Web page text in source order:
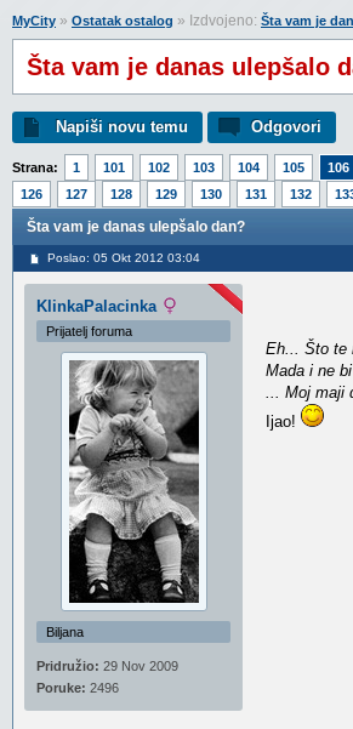
MyCity » Ostatak ostalog » Izdvojeno: Šta vam je
Šta vam je danas ulepšalo
Napiši novu temu Odgovori
Strana: 1 101 102 103 104 105 106
126
127 128 129 130 131 132
Šta vam je danas ulepšalo dan?
Poslao: 05 Okt 2012 03:04
KlinkaPalacinka
Prijatelj foruma
Biljana
Pridružio: 29 Nov 2009
Poruke: 2496
Eh... Što te
Mada i ne
... Moj maji
Ijao!